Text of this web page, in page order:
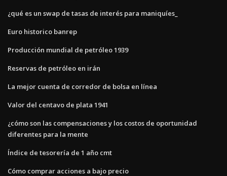
¿qué es un swap de tasas de interés para maniquíes_
Euro historico banrep
Producción mundial de petróleo 1939
Reservas de petróleo en irán
La mejor cuenta de corredor de bolsa en línea
Valor del centavo de plata 1941
¿cómo son las compensaciones y los costos de oportunidad
diferentes para la mente
Índice de tesorería de 1 año cmt
Cómo comprar acciones a bajo precio